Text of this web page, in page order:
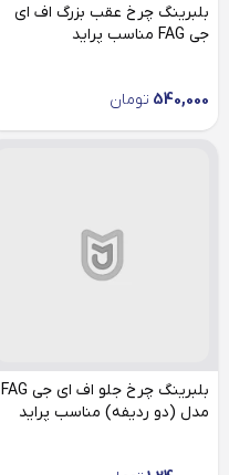
بلبرینگ چرخ عقب بزرگ اف ای
جی FAG مناسب پراید
540,000 تومان
بلبرینگ چرخ جلو اف ای جی FAG
مدل (دو ردیفه) مناسب پراید